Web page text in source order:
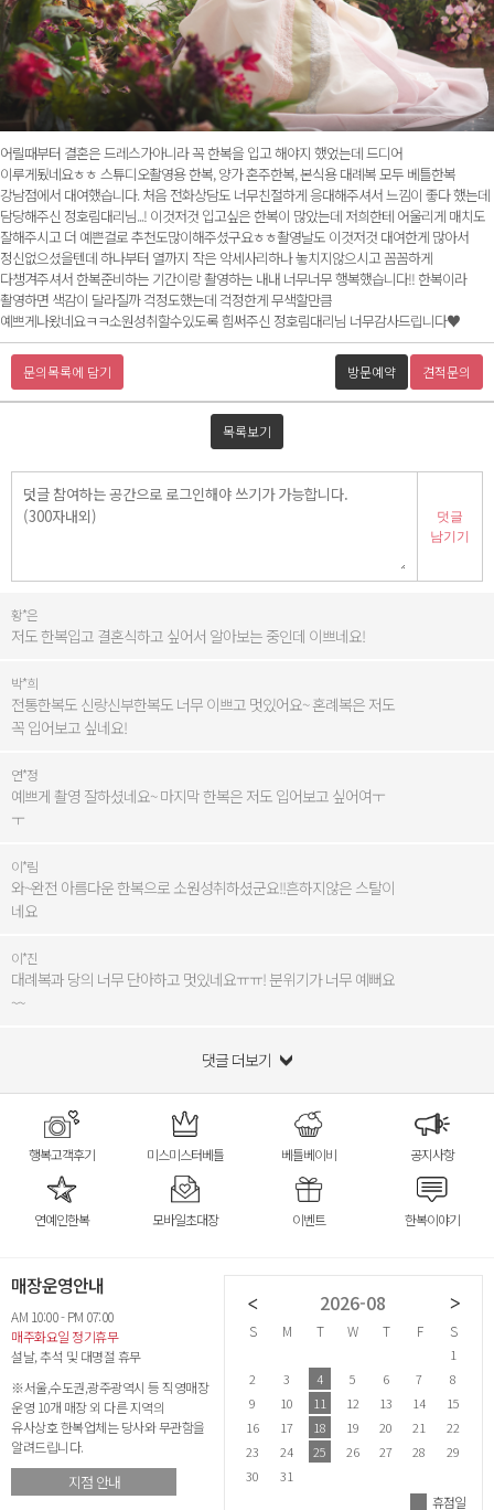
어릴때부터 결혼은 드레스가아니라 꼭 한복을 입고 해야지 했었는데 드디어
이루게됬네요ㅎㅎ 스튜디오촬영용 한복, 양가 혼주한복, 본식용 대례복 모두 베틀한복
강남점에서 대여했습니다. 처음 전화상담도 너무친절하게 응대해주셔서 느낌이 좋다 했는데
담당해주신 정호림대리님...! 이것저것 입고싶은 한복이 많았는데 저희한테 어울리게 매치도
잘해주시고 더 예쁜걸로 추천도많이해주셨구요ㅎㅎ촬영날도 이것저것 대여한게 많아서
정신없으셨을텐데 하나부터 열까지 작은 악세사리하나 놓치지않으시고 꼼꼼하게
다챙겨주셔서 한복준비하는 기간이랑 촬영하는 내내 너무너무 행복했습니다!! 한복이라
촬영하면 색감이 달라질까 걱정도했는데 걱정한게 무색할만큼
예쁘게나왔네요ㅋㅋ소원성취할수있도록 힘써주신 정호림대리님 너무감사드립니다♥
문의목록에 담기 방문예약 견적문의
목록보기
덧글
남기기
황*은
저도 한복입고 결혼식하고 싶어서 알아보는 중인데 이쁘네요!
박*희
전통한복도 신랑신부한복도 너무 이쁘고 멋있어요~ 혼례복은 저도
꼭 입어보고 싶네요!
연*정
예쁘게 촬영 잘하셨네요~ 마지막 한복은 저도 입어보고 싶어여ㅜ
ㅜ
이*림
와~완전 아름다운 한복으로 소원성취하셨군요!!흔하지않은 스탈이
네요
이*진
대례복과 당의 너무 단아하고 멋있네요ㅠㅠ! 분위기가 너무 예뻐요
~~
댓글 더보기
행복고객후기 미스미스터베틀 베틀베이비 공지사항
연예인한복 모바일초대장 이벤트 한복이야기
매장운영안내
AM 10:00 - PM 07:00
매주화요일 정기휴무
설날, 추석 및 대명절 휴무
※서울,수도권,광주광역시 등 직영매장
운영 10개 매장 외 다른 지역의
유사상호 한복업체는 당사와 무관함을
알려드립니다.
지점 안내
2026-07
S M T W
1
7 8 9 10
12
13 14 15 16
19
20 21 22 23 24
26
27 28
2026-08
S M T W T F S
1
2
3 4 5 6 7
8
9
10 11 12 13 14
15
16
17 18 19 20 21
22
23
24 25 26 27 28
29
30
31
휴점일